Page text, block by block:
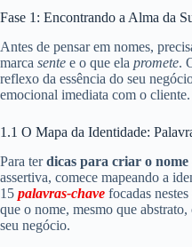
Fase 1: Encontrando a Alma da
Antes de pensar em nomes,
marca sente e o que ela promete.
reflexo da essência do seu
emocional imediata com o cliente.
1.1 O Mapa da Identidade:
Para terdicas para criar o
assertiva, comece mapeando a
15 palavras-chave focadas
que o nome, mesmo que
seu negócio.